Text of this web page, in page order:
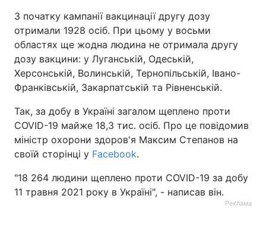
З початку кампанії вакцинації другу дозу
отримали 1928 осіб. При цьому у восьми
областях ще жодна людина не отримала другу
дозу вакцини: у Луганській, Одеській,
Херсонській, Волинській, Тернопільській, Івано-
Франківській, Закарпатській та Рівненській.
Так, за добу в Україні загалом щеплено проти
COVID-19 майже 18,3 тис. осіб. Про це повідомив
міністр охорони здоров'я Максим Степанов на
своїй сторінці у Facebook.
"18 264 людини щеплено проти COVID-19 за добу
11 травня 2021 року в Україні", - написав він.
Реклама